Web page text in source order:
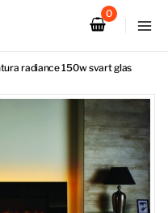
radiance 150w svart glas